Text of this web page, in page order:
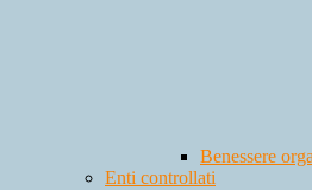
Benessere
Enti controllati